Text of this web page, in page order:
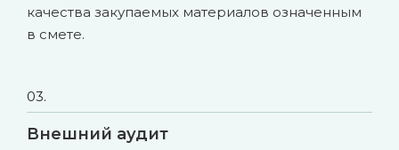
качества закупаемых материалов означенным
в смете.
03.
Внешний аудит